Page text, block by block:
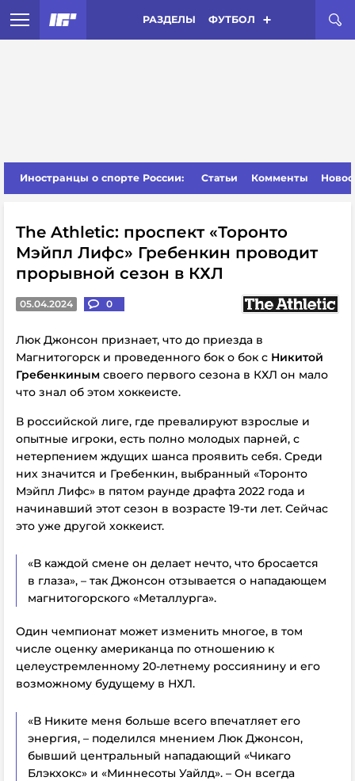
РАЗДЕЛЫ ФУТБОЛ
Иностранцы о спорте России: Статьи Комменты
The Athletic: проспект «Торонто
Мэйпл Лифс» Гребенкин проводит
прорывной сезон в КХЛ
05.04.2024 0
Люк Джонсон признает, что до приезда в
Магнитогорск и проведенного бок о бок с Никитой
Гребенкиным своего первого сезона в КХЛ он мало
что знал об этом хоккеисте.
В российской лиге, где превалируют взрослые и
опытные игроки, есть полно молодых парней, с
нетерпением ждущих шанса проявить себя. Среди
них значится и Гребенкин, выбранный «Торонто
Мэйпл Лифс» в пятом раунде драфта 2022 года и
начинавший этот сезон в возрасте 19-ти лет. Сейчас
это уже другой хоккеист.
«В каждой смене он делает нечто, что бросается
в глаза», – так Джонсон отзывается о нападающем
магнитогорского «Металлурга».
Один чемпионат может изменить многое, в том
числе оценку американца по отношению к
целеустремленному 20-летнему россиянину и его
возможному будущему в НХЛ.
«В Никите меня больше всего впечатляет его
энергия, – поделился мнением Люк Джонсон,
бывший центральный нападающий «Чикаго
Блэкхокс» и «Миннесоты Уайлд». – Он всегда